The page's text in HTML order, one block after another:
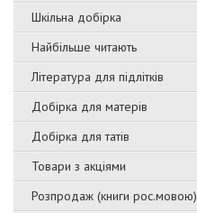
Шкільна добірка
Найбільше читають
Література для підлітків
Добірка для матерів
Добірка для татів
Товари з акціями
Розпродаж (книги рос.мовою)